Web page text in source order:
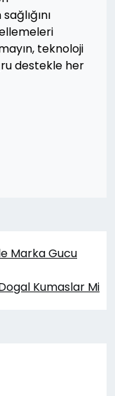
teknoloji
destekle her
Marka Gucu
Kumaslar Mi